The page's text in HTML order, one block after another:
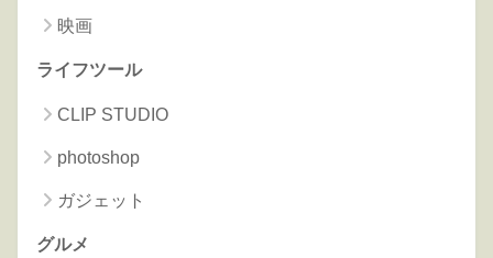
映画
ライフツール
CLIP STUDIO
photoshop
ガジェット
グルメ